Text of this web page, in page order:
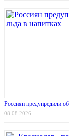
Россиян предупредили
08.08.2026